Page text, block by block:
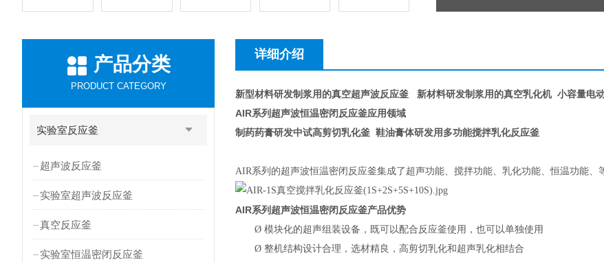
产品分类
PRODUCT CATEGORY
实验室反应釜
超声波反应釜
实验室超声波反应釜
真空反应釜
实验室恒温密闭反应釜
详细介绍
新型材料研发制浆用的真空超声波反应釜 新材料研发制浆用的真空乳化机 小容量电
AIR系列超声波恒温密闭反应釜应用领域
制药药膏研发中试高剪切乳化釜 鞋油膏体研发用多功能搅拌乳化反应釜
AIR系列的超声波恒温密闭反应釜集成了超声功能、搅拌功能、乳化功能、恒温功能、
AIR系列超声波恒温密闭反应釜产品优势
Ø 模块化的超声组装设备，既可以配合反应釜使用，也可以单独使用
Ø 整机结构设计合理，选材精良，高剪切乳化和超声乳化相结合